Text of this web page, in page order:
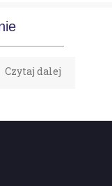
Czytaj dalej